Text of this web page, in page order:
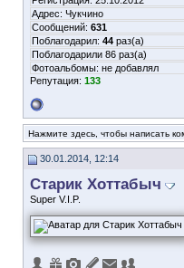
Адрес: Чукчино
Сообщений: 631
Поблагодарил: 44 раз(а)
Поблагодарили 86 раз(а)
Фотоальбомы: не добавлял
Репутация: 133
Нажмите здесь, чтобы написать
30.01.2014, 12:14
Старик Хоттабыч
Super V.I.P.